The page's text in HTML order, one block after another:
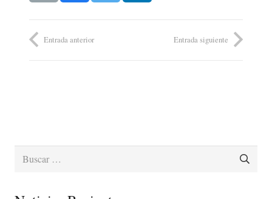
Entrada anterior Entrada siguiente
Buscar: